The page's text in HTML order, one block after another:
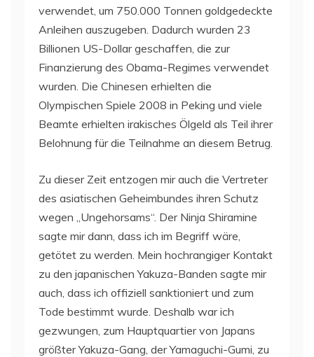
verwendet, um 750.000 Tonnen goldgedeckte
Anleihen auszugeben. Dadurch wurden 23
Billionen US-Dollar geschaffen, die zur
Finanzierung des Obama-Regimes verwendet
wurden. Die Chinesen erhielten die
Olympischen Spiele 2008 in Peking und viele
Beamte erhielten irakisches Ölgeld als Teil ihrer
Belohnung für die Teilnahme an diesem Betrug.
Zu dieser Zeit entzogen mir auch die Vertreter
des asiatischen Geheimbundes ihren Schutz
wegen „Ungehorsams“. Der Ninja Shiramine
sagte mir dann, dass ich im Begriff wäre,
getötet zu werden. Mein hochrangiger Kontakt
zu den japanischen Yakuza-Banden sagte mir
auch, dass ich offiziell sanktioniert und zum
Tode bestimmt wurde. Deshalb war ich
gezwungen, zum Hauptquartier von Japans
größter Yakuza-Gang, der Yamaguchi-Gumi, zu